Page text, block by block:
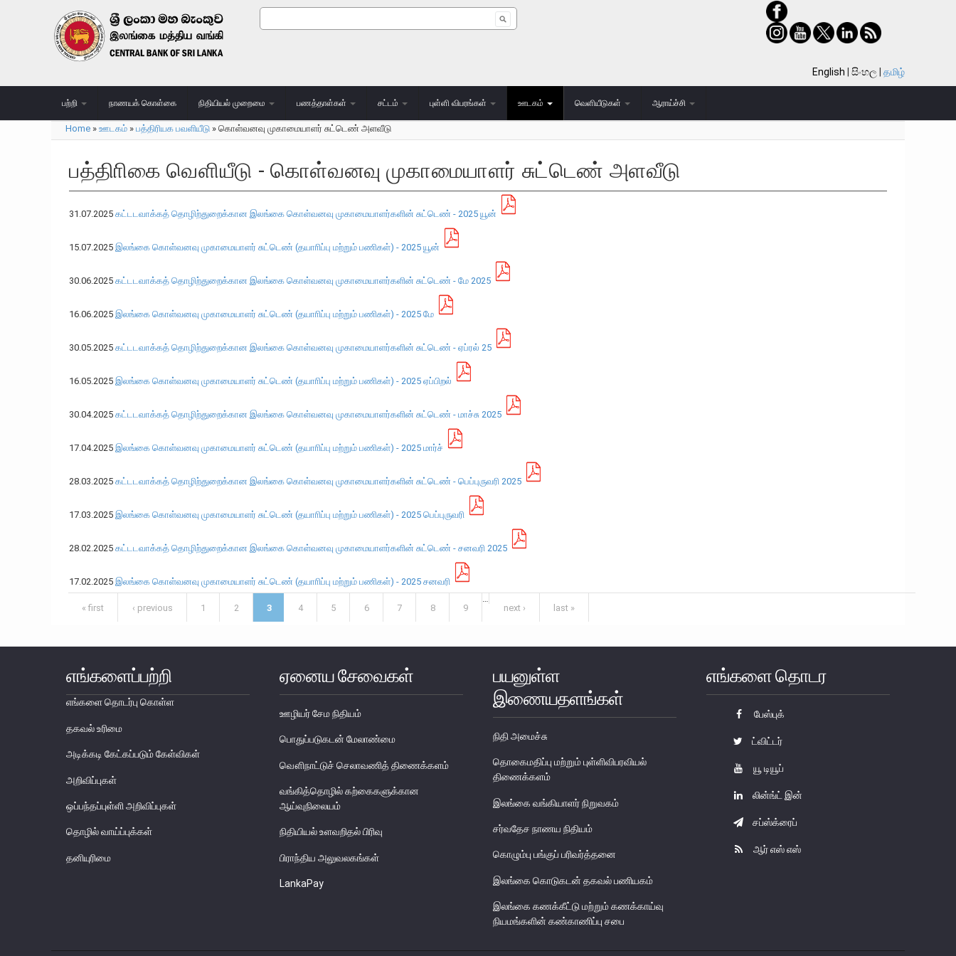
Search form
English සිංහල தமிழ்
பற்றி நாணயக் கொள்கை நிதியியல் முறைமை பணத்தாள்கள் சட்டம் புள்ளி விபரங்கள் ஊடகம் வெளியீடுகள் ஆராய்ச்சி
You are here
Home » ஊடகம் » பத்திரியக பவளியீடு » கொள்வனவு முகாமையாளர் சுட்டெண் அளவீடு
பத்திாிகை வௌியீடு - கொள்வனவு முகாமையாளர் சுட்டெண் அளவீடு
31.07.2025 கட்டடவாக்கத் தொழிற்துறைக்கான இலங்கை கொள்வனவு முகாமையாளர்களின் சுட்டெண் - 2025 யூன்
15.07.2025 இலங்கை கொள்வனவு முகாமையாளர் சுட்டெண் (தயாாிப்பு மற்றும் பணிகள்) - 2025 யூன்
30.06.2025 கட்டடவாக்கத் தொழிற்துறைக்கான இலங்கை கொள்வனவு முகாமையாளர்களின் சுட்டெண் - மே 2025
16.06.2025 இலங்கை கொள்வனவு முகாமையாளர் சுட்டெண் (தயாாிப்பு மற்றும் பணிகள்) - 2025 மே
30.05.2025 கட்டடவாக்கத் தொழிற்துறைக்கான இலங்கை கொள்வனவு முகாமையாளர்களின் சுட்டெண் - ஏப்ரல் 25
16.05.2025 இலங்கை கொள்வனவு முகாமையாளர் சுட்டெண் (தயாாிப்பு மற்றும் பணிகள்) - 2025 ஏப்பிறல்
30.04.2025 கட்டடவாக்கத் தொழிற்துறைக்கான இலங்கை கொள்வனவு முகாமையாளர்களின் சுட்டெண் - மாச்சு 2025
17.04.2025 இலங்கை கொள்வனவு முகாமையாளர் சுட்டெண் (தயாாிப்பு மற்றும் பணிகள்) - 2025 மார்ச்
28.03.2025 கட்டடவாக்கத் தொழிற்துறைக்கான இலங்கை கொள்வனவு முகாமையாளர்களின் சுட்டெண் - பெப்புருவரி 2025
17.03.2025 இலங்கை கொள்வனவு முகாமையாளர் சுட்டெண் (தயாாிப்பு மற்றும் பணிகள்) - 2025 பெப்புருவரி
28.02.2025 கட்டடவாக்கத் தொழிற்துறைக்கான இலங்கை கொள்வனவு முகாமையாளர்களின் சுட்டெண் - சனவரி 2025
17.02.2025 இலங்கை கொள்வனவு முகாமையாளர் சுட்டெண் (தயாாிப்பு மற்றும் பணிகள்) - 2025 சனவரி
Pages
« first ‹ previous 1 2 3 4 5 6 7 8 9
next ›
last »
எங்களைப்பற்றி
எங்களை தொடர்பு கொள்ள
தகவல் உரிமை
அடிக்கடி கேட்கப்படும் கேள்விகள்
அறிவிப்புகள்
ஒப்பந்தப்புள்ளி அறிவிப்புகள்
தொழில் வாய்ப்புக்கள்
தனியுரிமை
ஏனைய சேவைகள்
ஊழியர் சேம நிதியம்
பொதுப்படுகடன் மேலாண்மை
வௌிநாட்டுச் செலாவணித் திணைக்களம்
வங்கித்தொழில் கற்கைகளுக்கான
ஆய்வுநிலையம்
நிதியியல் உளவறிதல் பிரிவு
பிராந்திய அலுவலகங்கள்
LankaPay
பயனுள்ள
இணையதளங்கள்
நிதி அமைச்சு
தொகைமதிப்பு மற்றும் புள்ளிவிபரவியல்
திணைக்களம்
இலங்கை வங்கியாளர் நிறுவகம்
சர்வதேச நாணய நிதியம்
கொழும்பு பங்குப் பரிவர்த்தனை
இலங்கை கொடுகடன் தகவல் பணியகம்
இலங்கை கணக்கீட்டு மற்றும் கணக்காய்வு
நியமங்களின் கண்காணிப்பு சபை
எங்களை தொடர
பேஸ்புக்
ட்விட்டர்
யூ டியூப்
லின்ங்ட் இன்
சப்ஸ்க்ரைப்
ஆர் எஸ் எஸ்